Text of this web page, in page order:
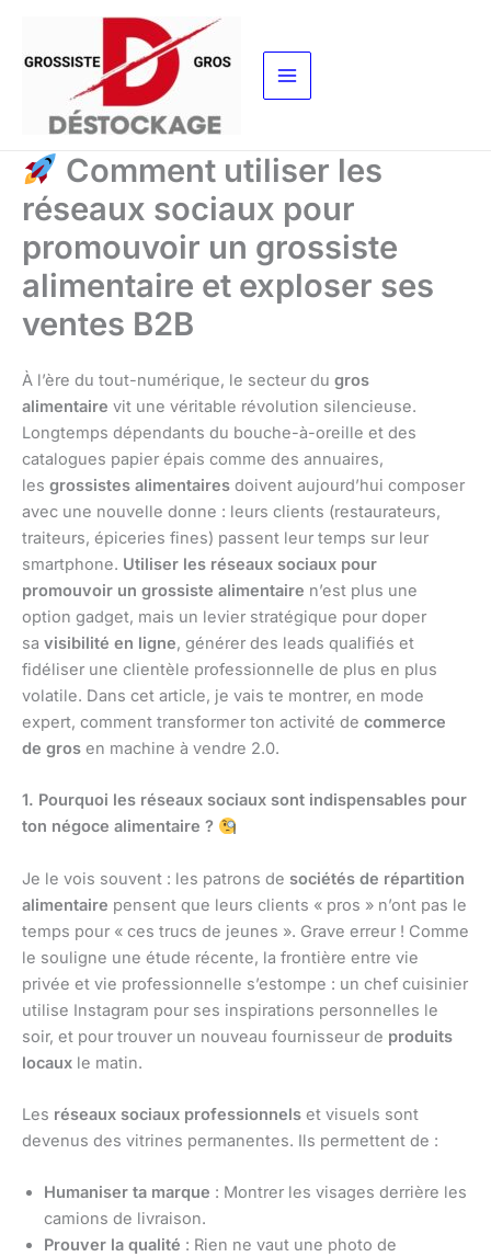
contenu
Comment utiliser les
réseaux sociaux pour
promouvoir un grossiste
alimentaire et exploser ses
ventes B2B
À l’ère du tout-numérique, le secteur du gros
alimentaire vit une véritable révolution silencieuse.
Longtemps dépendants du bouche-à-oreille et des
catalogues papier épais comme des annuaires,
les grossistes alimentaires doivent aujourd’hui composer
avec une nouvelle donne : leurs clients (restaurateurs,
traiteurs, épiceries fines) passent leur temps sur leur
smartphone. Utiliser les réseaux sociaux pour
promouvoir un grossiste alimentaire n’est plus une
option gadget, mais un levier stratégique pour doper
sa visibilité en ligne, générer des leads qualifiés et
fidéliser une clientèle professionnelle de plus en plus
volatile. Dans cet article, je vais te montrer, en mode
expert, comment transformer ton activité de commerce
de gros en machine à vendre 2.0.
1. Pourquoi les réseaux sociaux sont indispensables pour
ton négoce alimentaire ?
Je le vois souvent : les patrons de sociétés de répartition
alimentaire pensent que leurs clients « pros » n’ont pas le
temps pour « ces trucs de jeunes ». Grave erreur ! Comme
le souligne une étude récente, la frontière entre vie
privée et vie professionnelle s’estompe : un chef cuisinier
utilise Instagram pour ses inspirations personnelles le
soir, et pour trouver un nouveau fournisseur de produits
locaux le matin.
Les réseaux sociaux professionnels et visuels sont
devenus des vitrines permanentes. Ils permettent de :
Humaniser ta marque : Montrer les visages derrière les
camions de livraison.
Prouver la qualité : Rien ne vaut une photo de